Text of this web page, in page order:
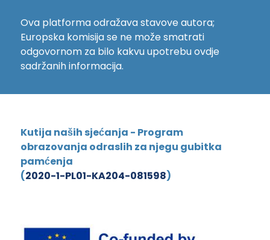
Ova platforma odražava stavove autora;
Europska komisija se ne može smatrati
odgovornom za bilo kakvu upotrebu ovdje
sadržanih informacija.
Kutija naših sjećanja - Program
obrazovanja odraslih za njegu gubitka
pamćenja
(2020-1-PL01-KA204-081598)